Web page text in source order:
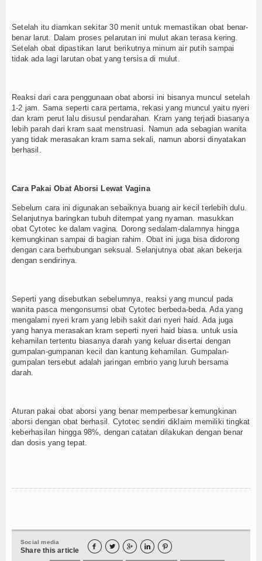
Setelah itu diamkan sekitar 30 menit untuk memastikan obat benar-
benar larut. Dalam proses pelarutan ini mulut akan terasa kering.
Setelah obat dipastikan larut berikutnya minum air putih sampai
tidak ada lagi larutan obat yang tersisa di mulut.
Reaksi dari cara penggunaan obat aborsi ini bisanya muncul setelah
1-2 jam. Sama seperti cara pertama, rekasi yang muncul yaitu nyeri
dan kram perut lalu disusul pendarahan. Kram yang terjadi biasanya
lebih parah dari kram saat menstruasi. Namun ada sebagian wanita
yang tidak merasakan kram sama sekali, namun aborsi dinyatakan
berhasil.
Cara Pakai Obat Aborsi Lewat Vagina
Sebelum cara ini digunakan sebaiknya buang air kecil terlebih dulu.
Selanjutnya baringkan tubuh ditempat yang nyaman. masukkan
obat Cytotec ke dalam vagina. Dorong sedalam-dalamnya hingga
kemungkinan sampai di bagian rahim. Obat ini juga bisa didorong
dengan cara berhubungan seksual. Selanjutnya obat akan bekerja
dengan sendirinya.
Seperti yang disebutkan sebelumnya, reaksi yang muncul pada
wanita pasca mengonsumsi obat Cytotec berbeda-beda. Ada yang
mengalami nyeri kram yang lebih sakit dari nyeri haid. Ada juga
yang hanya merasakan kram seperti nyeri haid biasa. untuk usia
kehamilan tertentu biasanya darah yang keluar disertai dengan
gumpalan-gumpanan kecil dan kantung kehamilan. Gumpalan-
gumpalan tersebut adalah jaringan embrio yang luruh bersama
darah.
Aturan pakai obat aborsi yang benar memperbesar kemungkinan
aborsi dengan obat berhasil. Cytotec sendiri diklaim memiliki tingkat
keberhasilan hingga 98%, dengan catatan dilakukan dengan benar
dan dosis yang tepat.
Social media
Share this article     